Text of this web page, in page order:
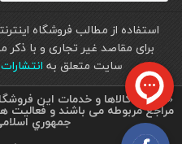
استفاده از مطالب فروشگاه
برای مقاصد غیر تجاری و با ذکر
سايت متعلق به
« تمامي كالاها و خدمات اين
مراجع مربوطه می باشند و فعاليت
جمهوري